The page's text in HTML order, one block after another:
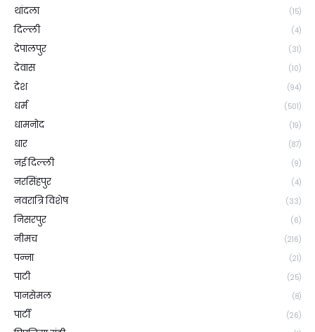
थांदला (15)
दिल्ली (4)
देपालपुर (31)
देवास (10)
देश (94)
धर्म (501)
धामनोद (19)
धार (87)
नई दिल्ली (9)
नरसिंहपुर (4)
नवरात्रि विशेष (33)
निसरपुर (6)
नीमच (216)
पन्ना (21)
पाटी (25)
पानसेमल (8)
पार्टी (26)